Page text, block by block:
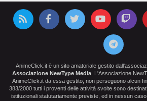
AnimeClick.it è un sito amatoriale gestito
Associazione NewType Media . L'Associazione
AnimeClick.it da essa gestito, non perseguono alcun
383/2000 tutti i proventi delle attività svolte sono
istituzionali statutariamente previste, ed in nessun